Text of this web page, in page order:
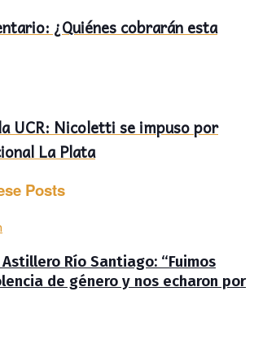
¿Quiénes cobrarán esta
UCR: Nicoletti se impuso por
La Plata
Posts
Río Santiago: “Fuimos
de género y nos echaron por